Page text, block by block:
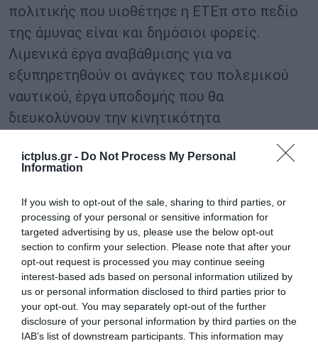
ictplus.gr - Do Not Process My Personal
Information
If you wish to opt-out of the sale, sharing to third parties, or
processing of your personal or sensitive information for
targeted advertising by us, please use the below opt-out
section to confirm your selection. Please note that after your
opt-out request is processed you may continue seeing
interest-based ads based on personal information utilized by
us or personal information disclosed to third parties prior to
your opt-out. You may separately opt-out of the further
disclosure of your personal information by third parties on the
IAB’s list of downstream participants. This information may
πολιτικής που υιοθέτησε η ΕΤΕπ στο πεδίο
της άμυνας είναι και δημόσιοι φορείς.
Λιμενικά έργα αναβάθμισης για να
εξυπηρετηθούν οι ανάγκες του πολεμικού
ναυτικού, έργα υποδομής που θα
διευκολύνουν την κινητικότητα
νοσοκομεία που είναι ανοικτά και σε
και ασφάλειας κρίσιμων υποδομών, έργα και
επενδύσεις στον τομέα του διαστήματος
είναι όχι μόνο επιλέξιμα πλέον για
χρηματοδότηση από την ΕΤΕπ, αλλά
αποτελούν στρατηγική προτεραιότητα για
την Τράπεζα.